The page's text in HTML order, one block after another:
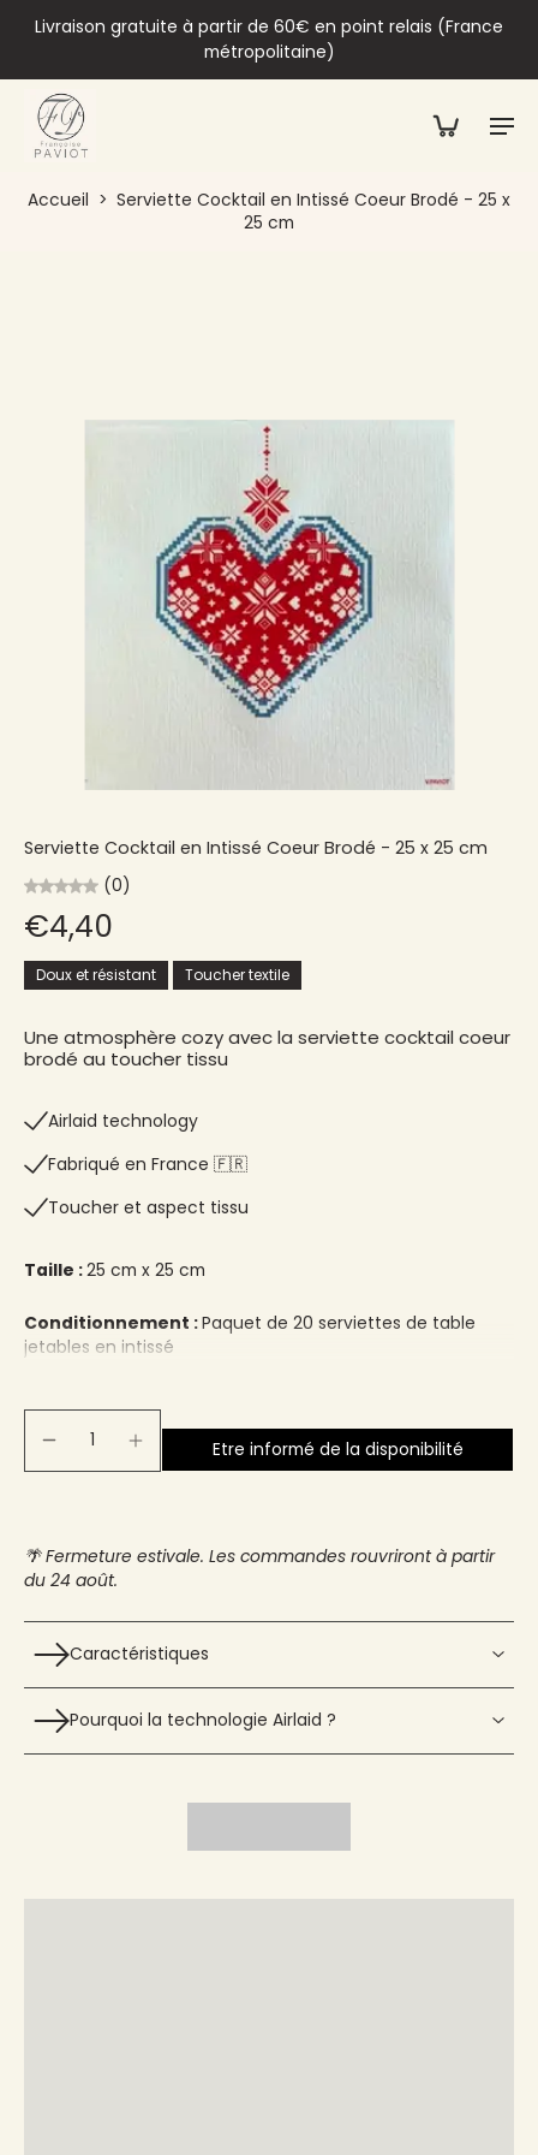
Livraison gratuite à partir de 60€ en point relais (France
métropolitaine)
Accueil > Serviette Cocktail en Intissé Coeur Brodé - 25 x
25 cm
Serviette Cocktail en Intissé Coeur Brodé - 25 x 25 cm
(0)
€4,40
Doux et résistant Toucher textile
Une atmosphère cozy avec la serviette cocktail coeur
brodé au toucher tissu
Airlaid technology
Fabriqué en France 🇫🇷​
Toucher et aspect tissu
Taille :25 cm x 25 cm
Conditionnement :Paquet de 20 serviettes de table
jetables en intissé
Etre informé de la disponibilité
🌴 Fermeture estivale. Les commandes rouvriront à partir
du 24 août.
Caractéristiques
Pourquoi la technologie Airlaid ?